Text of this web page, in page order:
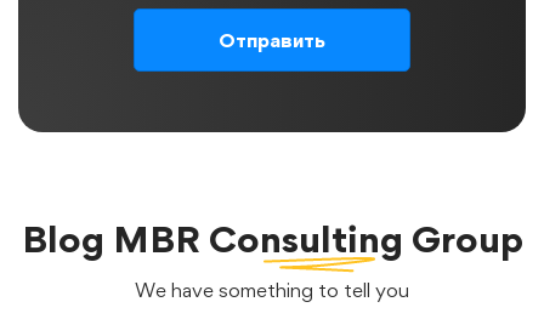
Blog MBR Consulting Group
We have something to tell you